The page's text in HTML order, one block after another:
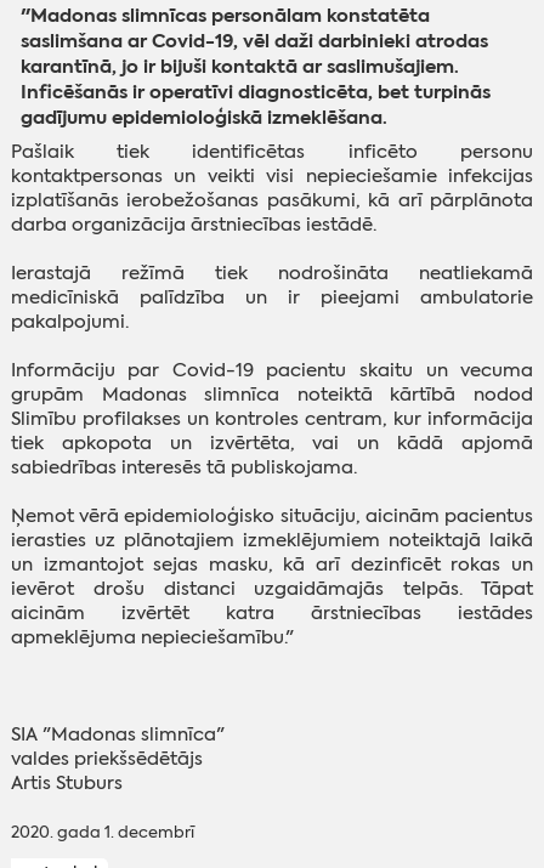
"Madonas slimnīcas personālam konstatēta
saslimšana ar Covid-19, vēl daži darbinieki atrodas
karantīnā, jo ir bijuši kontaktā ar saslimušajiem.
Inficēšanās ir operatīvi diagnosticēta, bet turpinās
gadījumu epidemioloģiskā izmeklēšana.
Pašlaik tiek identificētas inficēto personu
kontaktpersonas un veikti visi nepieciešamie infekcijas
izplatīšanās ierobežošanas pasākumi, kā arī pārplānota
darba organizācija ārstniecības iestādē.
Ierastajā režīmā tiek nodrošināta neatliekamā
medicīniskā palīdzība un ir pieejami ambulatorie
pakalpojumi.
Informāciju par Covid-19 pacientu skaitu un vecuma
grupām Madonas slimnīca noteiktā kārtībā nodod
Slimību profilakses un kontroles centram, kur informācija
tiek apkopota un izvērtēta, vai un kādā apjomā
sabiedrības interesēs tā publiskojama.
Ņemot vērā epidemioloģisko situāciju, aicinām pacientus
ierasties uz plānotajiem izmeklējumiem noteiktajā laikā
un izmantojot sejas masku, kā arī dezinficēt rokas un
ievērot drošu distanci uzgaidāmajās telpās. Tāpat
aicinām izvērtēt katra ārstniecības iestādes
apmeklējuma nepieciešamību."
SIA "Madonas slimnīca"
‌valdes priekšsēdētājs
‌Artis Stuburs
‌2020. gada 1. decembrī